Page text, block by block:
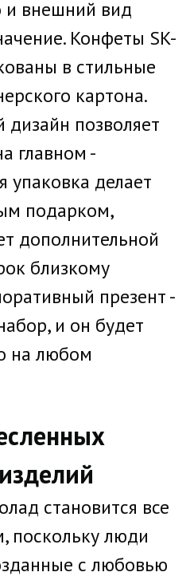
и внешний вид
Конфеты SK-
в стильные
картона.
позволяет
главном -
упаковка делает
подарком,
дополнительной
близкому
презент -
и он будет
на любом
становится все
поскольку люди
с любовью